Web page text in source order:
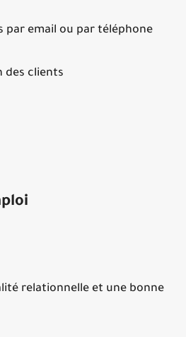
par email ou par téléphone.
des clients.
relationnelle et une bonne